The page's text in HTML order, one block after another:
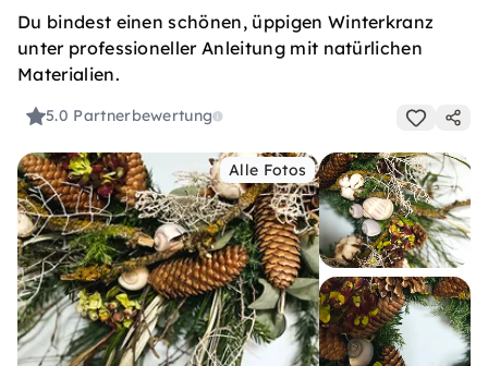
Du bindest einen schönen, üppigen Winterkranz
unter professioneller Anleitung mit natürlichen
Materialien.
5.0 Partnerbewertung
Alle Fotos